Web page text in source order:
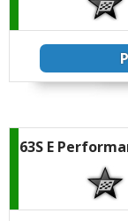
63S E